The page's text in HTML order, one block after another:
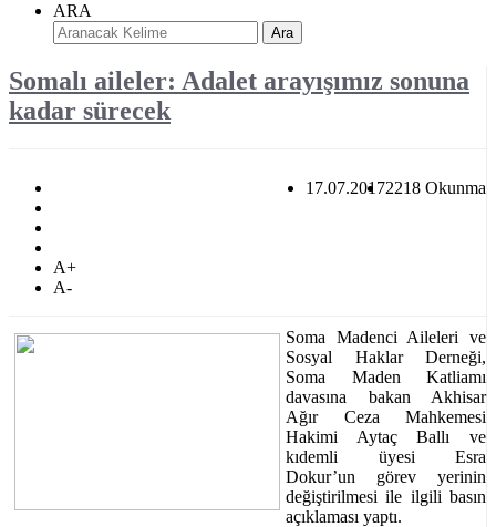
ARA
Ara
Somalı aileler: Adalet arayışımız sonuna
kadar sürecek
2218 Okunma
17.07.2017
A+
A-
Soma Madenci Aileleri ve
Sosyal Haklar Derneği,
Soma Maden Katliamı
davasına bakan Akhisar
Ağır Ceza Mahkemesi
Hakimi Aytaç Ballı ve
kıdemli üyesi Esra
Dokur’un görev yerinin
değiştirilmesi ile ilgili basın
açıklaması yaptı.